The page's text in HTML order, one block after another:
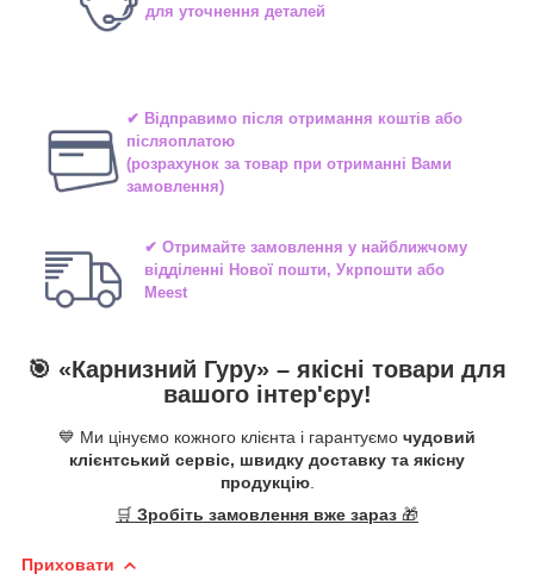
для уточнення деталей
✔ Відправимо після отримання коштів або
післяоплатою
(розрахунок за товар при отриманні Вами
замовлення)
✔ Отримайте замовлення у найближчому
відділенні Нової пошти, Укрпошти або
Meest
🎯 «Карнизний Гуру» – якісні товари для
вашого інтер'єру!
💙 Ми цінуємо кожного клієнта і гарантуємо чудовий
клієнтський сервіс, швидку доставку та якісну
продукцію.
🛒 Зробіть замовлення вже зараз 🎁
Приховати